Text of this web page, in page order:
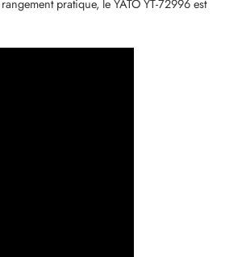
pratique, le YATO YT-72996 est